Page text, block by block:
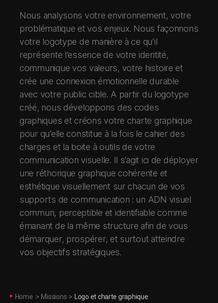
Nous analysons votre environnement, votre
problématique et vos enjeux. Nous façonnons
votre logotype de manière à ce qu’il
représente l’essence de votre identité,
communique vos valeurs, votre histoire et
crée une connexion émotionnelle durable
avec votre public cible. A partir du logotype
créé, nous développons des codes
graphiques et créons votre charte graphique
pour qu’elle constitue à la fois le cahier des
charges et la boite à outils de votre
communication visuelle. Il s’agit ici de déployer
une réthorique graphique cohérente et
esthétique visuellement sur chacun de vos
supports de communication : un ADN visuel
commun, perceptible et identifiable comme
émanant de la même structure afin de vous
démarquer, prospérer, et surtout atteindre
vos objectifs stratégiques.
Home > Missions > Logo et charte graphique